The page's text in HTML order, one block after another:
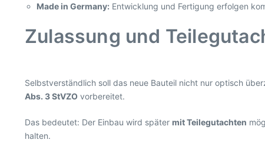
Made in Germany: Entwicklung und Fertigung erfolgen
Zulassung und
Selbstverständlich soll das neue Bauteil nicht nur optisch
Abs. 3 StVZO vorbereitet.
Das bedeutet: Der Einbau wird später mit Teilegutachten
halten.